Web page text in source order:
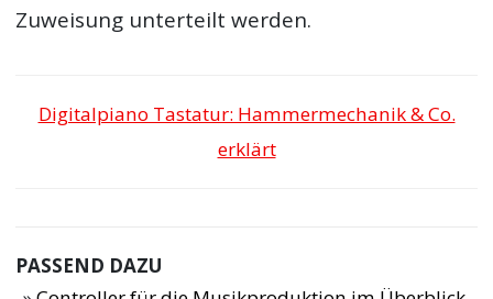
Zuweisung unterteilt werden.
Digitalpiano Tastatur: Hammermechanik & Co.
erklärt
PASSEND DAZU